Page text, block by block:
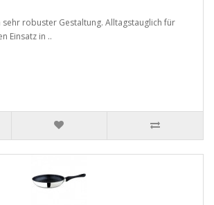
sehr robuster Gestaltung. Alltagstauglich für
Einsatz in ..